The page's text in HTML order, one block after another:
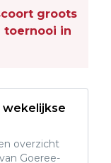
groots
toernooi in
wekelijkse
overzicht
Goeree-